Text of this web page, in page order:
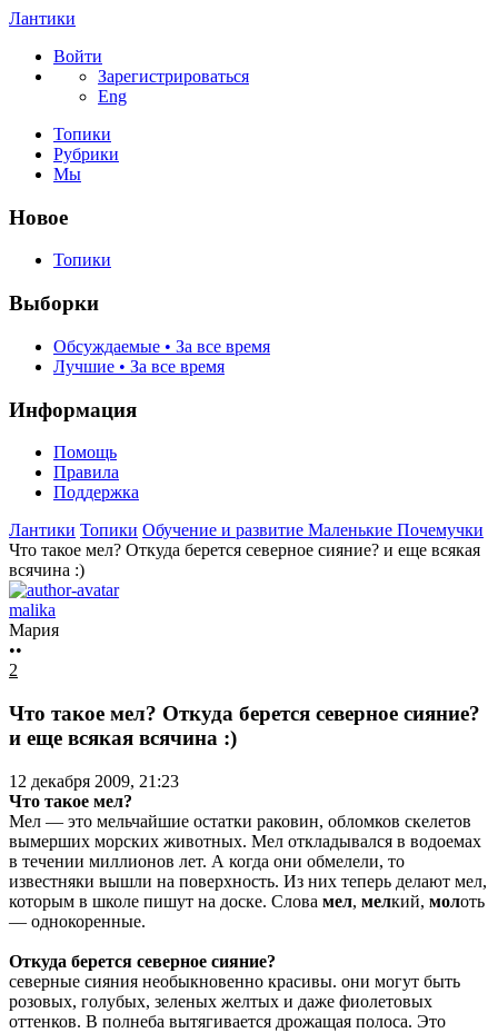
Лантики
Войти
Зарегистрироваться
Eng
Топики
Рубрики
Мы
Новое
Топики
Выборки
Обсуждаемые • За все время
Лучшие • За все время
Информация
Помощь
Правила
Поддержка
Лантики Топики Обучение и развитие Маленькие Почемучки
Что такое мел? Откуда берется северное сияние? и еще всякая
всячина :)
malika
Мария
••
2
Что такое мел? Откуда берется северное сияние?
и еще всякая всячина :)
12 декабря 2009, 21:23
Что такое мел?
Мел — это мельчайшие остатки раковин, обломков скелетов
вымерших морских животных. Мел откладывался в водоемах
в течении миллионов лет. А когда они обмелели, то
известняки вышли на поверхность. Из них теперь делают мел,
которым в школе пишут на доске. Слова мел, мелкий, молоть
— однокоренные.
Откуда берется северное сияние?
северные сияния необыкновенно красивы. они могут быть
розовых, голубых, зеленых желтых и даже фиолетовых
оттенков. В полнеба вытягивается дрожащая полоса. Это